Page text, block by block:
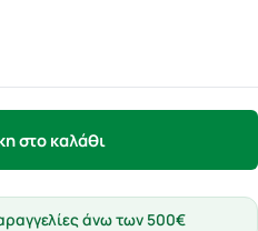
στο καλάθι
άνω των 500€